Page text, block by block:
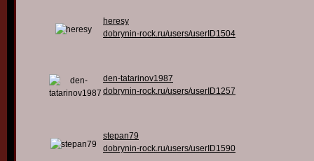
heresy
dobrynin-rock.ru/users/userID1504
den-tatarinov1987
dobrynin-rock.ru/users/userID1257
stepan79
dobrynin-rock.ru/users/userID1590